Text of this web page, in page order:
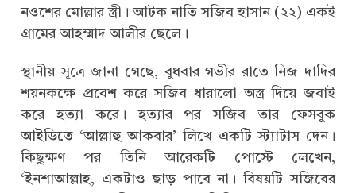
নওশের মোল্লার স্ত্রী। আটক নাতি সজিব হাসান (২২) একই
গ্রামের আহম্মাদ আলীর ছেলে।
স্থানীয় সূত্রে জানা গেছে, বুধবার গভীর রাতে নিজ দাদির
শয়নকক্ষে প্রবেশ করে সজিব ধারালো অস্ত্র দিয়ে জবাই
করে হত্যা করে। হত্যার পর সজিব তার ফেসবুক
আইডিতে ‘আল্লাহু আকবার’ লিখে একটি স্ট্যাটাস দেন।
কিছুক্ষণ পর তিনি আরেকটি পোস্টে লেখেন,
‘ইনশাআল্লাহ, একটাও ছাড় পাবে না। বিষয়টি সজিবের